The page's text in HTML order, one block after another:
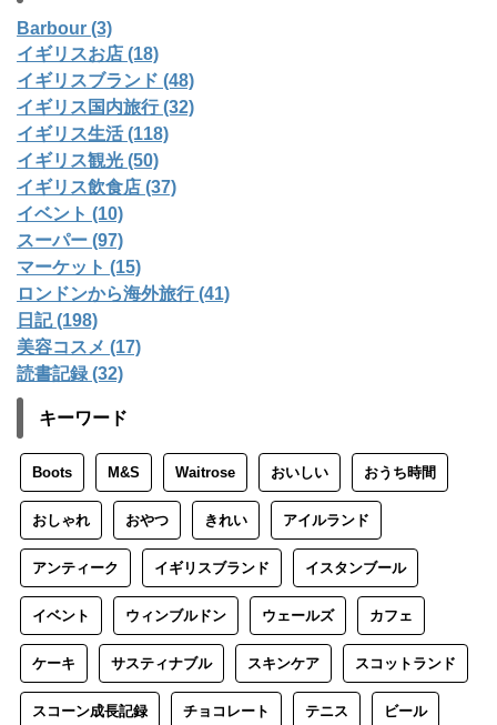
Barbour (3)
イギリスお店 (18)
イギリスブランド (48)
イギリス国内旅行 (32)
イギリス生活 (118)
イギリス観光 (50)
イギリス飲食店 (37)
イベント (10)
スーパー (97)
マーケット (15)
ロンドンから海外旅行 (41)
日記 (198)
美容コスメ (17)
読書記録 (32)
キーワード
Boots M&S Waitrose おいしい おうち時間
おしゃれ おやつ きれい アイルランド
アンティーク イギリスブランド イスタンブール
イベント ウィンブルドン ウェールズ カフェ
ケーキ サスティナブル スキンケア スコットランド
スコーン成長記録 チョコレート テニス ビール